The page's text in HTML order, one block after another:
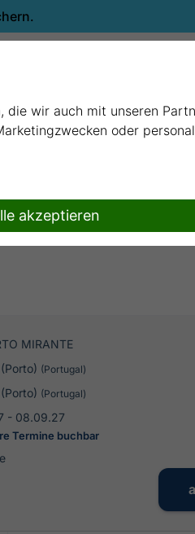
Persönlich
MIRANTE
(Portugal)
(Portugal)
- 08.09.27
Termine buchbar
die wir auch mit unseren
oder
akzeptieren